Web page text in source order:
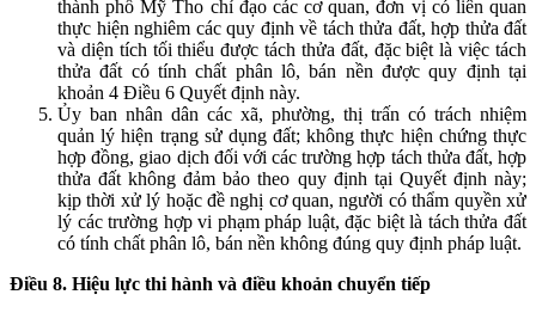
thành phố Mỹ Tho chỉ đạo các cơ quan, đơn vị có liên quan
thực hiện nghiêm các quy định về tách thửa đất, hợp thửa đất
và diện tích tối thiểu được tách thửa đất, đặc biệt là việc tách
thửa đất có tính chất phân lô, bán nền được quy định tại
khoản 4 Điều 6 Quyết định này.
Ủy ban nhân dân các xã, phường, thị trấn có trách nhiệm
quản lý hiện trạng sử dụng đất; không thực hiện chứng thực
hợp đồng, giao dịch đối với các trường hợp tách thửa đất, hợp
thửa đất không đảm bảo theo quy định tại Quyết định này;
kịp thời xử lý hoặc đề nghị cơ quan, người có thẩm quyền xử
lý các trường hợp vi phạm pháp luật, đặc biệt là tách thửa đất
có tính chất phân lô, bán nền không đúng quy định pháp luật.
Điều 8. Hiệu lực thi hành và điều khoản chuyển tiếp